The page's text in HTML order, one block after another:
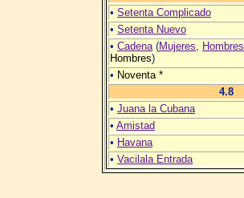
• Setenta Complicado
• Setenta Nuevo
• Cadena(Mujeres, Hombres
Hombres)
• Noventa *
4.8
• Juana la Cubana
• Amistad
• Havana
• Vacilala Entrada